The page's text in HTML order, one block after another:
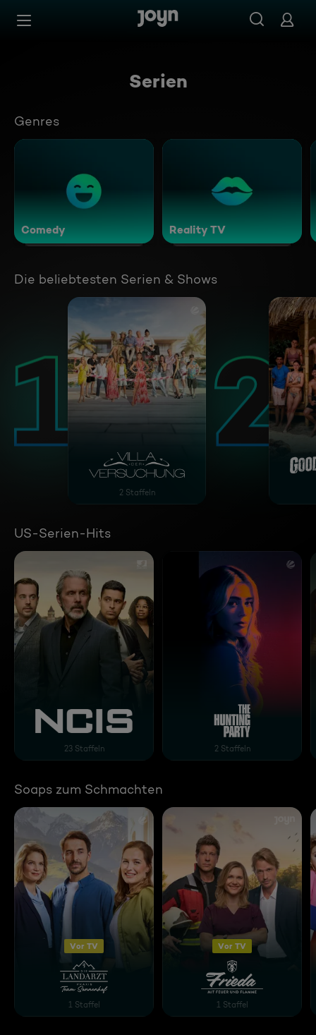
Zum Inhalt springen
Serien
Genres
Comedy Reality TV
Die beliebtesten Serien & Shows
Villa der Versuchung
2 Staffeln
US-Serien-Hits
Navy CIS
23 Staffeln
Hunting Party - Die
2 Staffeln
Soaps zum Schmachten
Vor TV
Die Landarztpraxis - Team Sonnenhof
1 Staffel
Vor TV
Frieda - Mit Feuer und
1 Staffel